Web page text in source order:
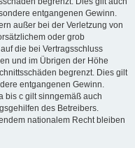
entgangenen Gewinn.
außer bei der Verletzung von
oder grob
die bei Vertragsschluss
und im Übrigen der Höhe
begrenzt. Dies gilt
entgangenen Gewinn.
bis c gilt sinngemäß auch
des Betreibers.
nationalem Recht bleiben